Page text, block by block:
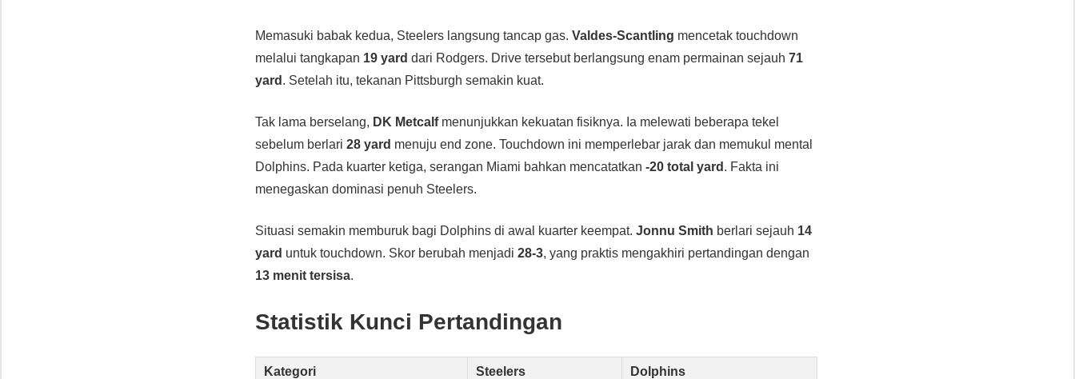
Memasuki babak kedua, Steelers langsung tancap gas.Valdes-Scantling mencetak touchdown
melalui tangkapan 19 yard dari Rodgers. Drive tersebut berlangsung enam permainan sejauh71
yard . Setelah itu, tekanan Pittsburgh semakin kuat.
Tak lama berselang, DK Metcalfmenunjukkan kekuatan fisiknya. Ia melewati beberapa tekel
sebelum berlari28 yard menuju end zone. Touchdown ini memperlebar jarak dan memukul mental
Dolphins. Pada kuarter ketiga, serangan Miami bahkan mencatatkan-20 total yard . Fakta ini
menegaskan dominasi penuh Steelers.
Situasi semakin memburuk bagi Dolphins di awal kuarter keempat.Jonnu Smith berlari sejauh 14
yard untuk touchdown. Skor berubah menjadi28-3, yang praktis mengakhiri pertandingan dengan
13 menit tersisa.
Statistik Kunci Pertandingan
Kategori Steelers Dolphins